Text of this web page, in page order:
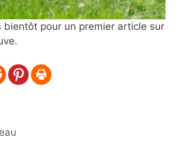
bientôt pour un premier article sur